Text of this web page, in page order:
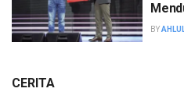
BY
CERITA